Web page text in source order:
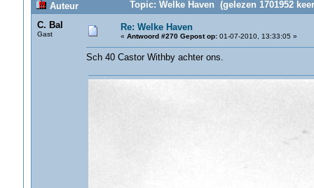
Auteur
Topic: Welke Haven (gelezen 1701952
C. Bal
Gast
Re: Welke Haven
« Antwoord #270 Gepost op:01-07-2010, 13:33:05 »
Sch 40 Castor Withby achter ons.